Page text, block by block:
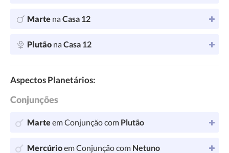
Marte naCasa 12
Plutão naCasa 12
Aspectos Planetários:
Conjunções
Marteem Conjunção com Plutão
Mercúrioem Conjunção com Netuno